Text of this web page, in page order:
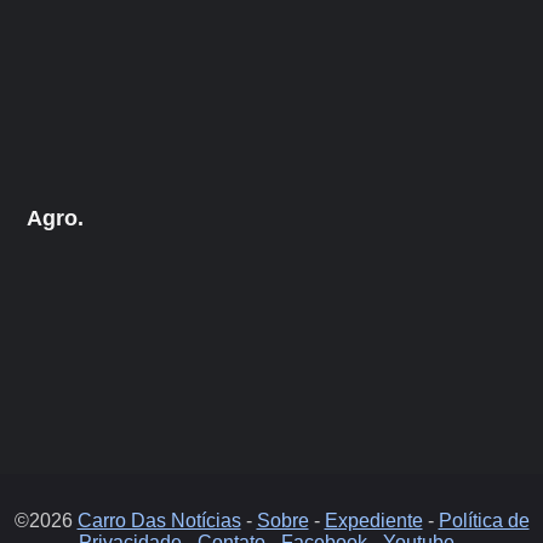
Agro.
©2026 Carro Das Notícias- Sobre- Expediente- Política de